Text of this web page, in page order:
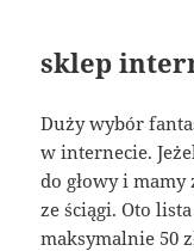
sklep
Duży wybór
w internecie.
do głowy i
ze ściągi. Oto
maksymalnie 50